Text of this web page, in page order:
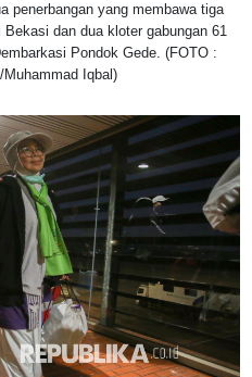
penerbangan yang membawa tiga
dan dua kloter gabungan 61
Pondok Gede. (FOTO :
Iqbal)